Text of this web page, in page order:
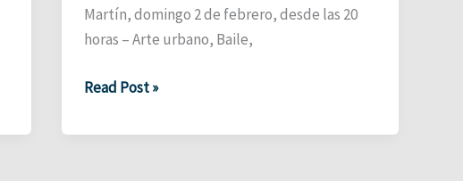
Martín, domingo 2 de febrero, desde las 20
horas – Arte urbano, Baile,
Con
aire
Read Post »